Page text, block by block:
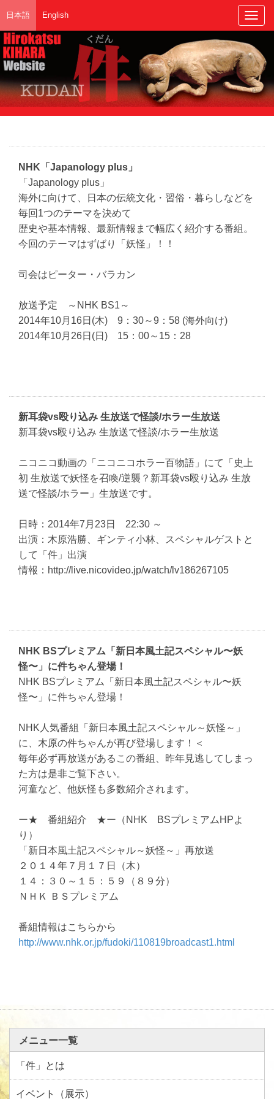
日本語 English
NHK「Japanology plus」
「Japanology plus」
海外に向けて、日本の伝統文化・習俗・暮らしなどを
毎回1つのテーマを決めて
歴史や基本情報、最新情報まで幅広く紹介する番組。
今回のテーマはずばり「妖怪」！！
司会はピーター・バラカン
放送予定 ～NHK BS1～
2014年10月16日(木) 9：30～9：58 (海外向け)
2014年10月26日(日) 15：00～15：28
新耳袋vs殴り込み 生放送で怪談/ホラー生放送
新耳袋vs殴り込み 生放送で怪談/ホラー生放送
ニコニコ動画の「ニコニコホラー百物語」にて「史上
初 生放送で妖怪を召喚/逆襲？新耳袋vs殴り込み 生放
送で怪談/ホラー」生放送です。
日時：2014年7月23日 22:30 ～
出演：木原浩勝、ギンティ小林、スペシャルゲストと
して「件」出演
情報：http://live.nicovideo.jp/watch/lv186267105
NHK BSプレミアム「新日本風土記スペシャル〜妖
怪〜」に件ちゃん登場！
NHK BSプレミアム「新日本風土記スペシャル〜妖
怪〜」に件ちゃん登場！
NHK人気番組「新日本風土記スペシャル～妖怪～」
に、木原の件ちゃんが再び登場します！＜
毎年必ず再放送があるこの番組、昨年見逃してしまっ
た方は是非ご覧下さい。
河童など、他妖怪も多数紹介されます。
ー★ 番組紹介 ★ー（NHK BSプレミアムHPよ
り）
「新日本風土記スペシャル～妖怪～」再放送
２０１４年７月１７日（木）
１４：３０～１５：５９（８９分）
ＮＨＫ ＢＳプレミアム
番組情報はこちらから
http://www.nhk.or.jp/fudoki/110819broadcast1.html
メニュー一覧
「件」とは
イベント（展示）